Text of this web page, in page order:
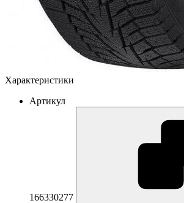
Характеристики
Артикул
166330277